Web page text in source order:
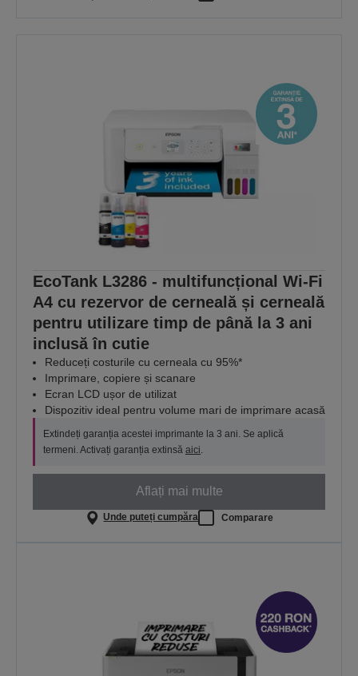
EcoTank L3286 - multifuncțional Wi-Fi
A4 cu rezervor de cerneală și cerneală
pentru utilizare timp de până la 3 ani
inclusă în cutie
Reduceți costurile cu cerneala cu 95%*
Imprimare, copiere și scanare
Ecran LCD ușor de utilizat
Dispozitiv ideal pentru volume mari de imprimare acasă
Extindeți garanția acestei imprimante la 3 ani. Se aplică
termeni. Activați garanția extinsă aici
Aflați mai multe
Unde puteți cumpăra Comparare